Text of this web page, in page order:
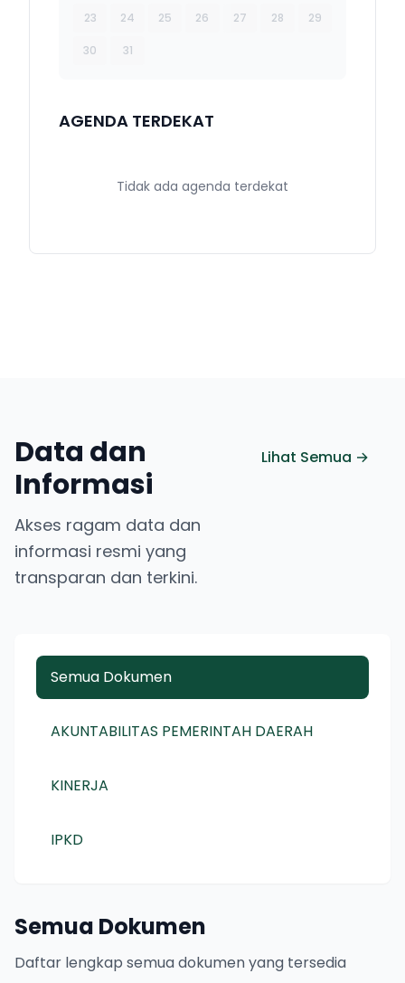
23 24 25 26 27 28 29
30 31
AGENDA TERDEKAT
Tidak ada agenda terdekat
Data dan
Informasi
Akses ragam data dan
informasi resmi yang
transparan dan terkini.
Lihat Semua →
Semua Dokumen
AKUNTABILITAS PEMERINTAH DAERAH
KINERJA
IPKD
Semua Dokumen
Daftar lengkap semua dokumen yang tersedia